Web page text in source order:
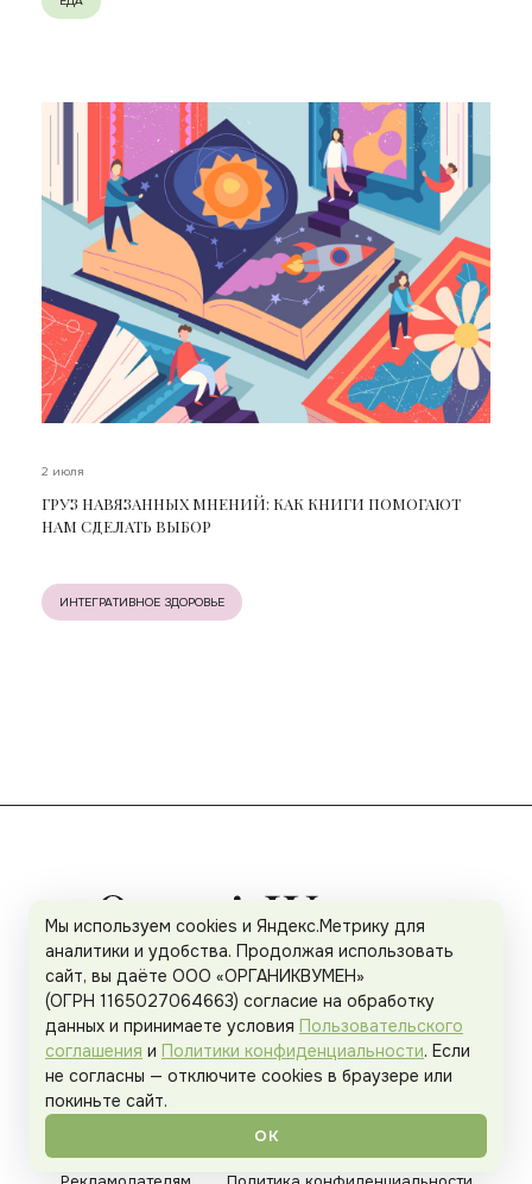
2 июля
ГРУЗ НАВЯЗАННЫХ МНЕНИЙ: КАК КНИГИ ПОМОГАЮТ
НАМ СДЕЛАТЬ ВЫБОР
ИНТЕГРАТИВНОЕ ЗДОРОВЬЕ
Спецпроекты
Мы используем cookies и Яндекс.Метрику для
аналитики и удобства. Продолжая использовать
сайт, вы даёте ООО «ОРГАНИКВУМЕН»
(ОГРН 1165027064663) согласие на обработку
данных и принимаете условия Пользовательского
соглашения и Политики конфиденциальности. Если
не согласны — отключите cookies в браузере или
покиньте сайт.
ОК